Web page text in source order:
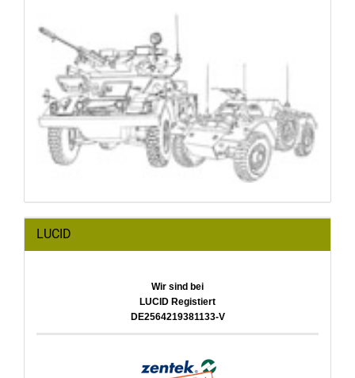
LUCID
Wir sind bei
LUCID Registiert
DE2564219381133-V